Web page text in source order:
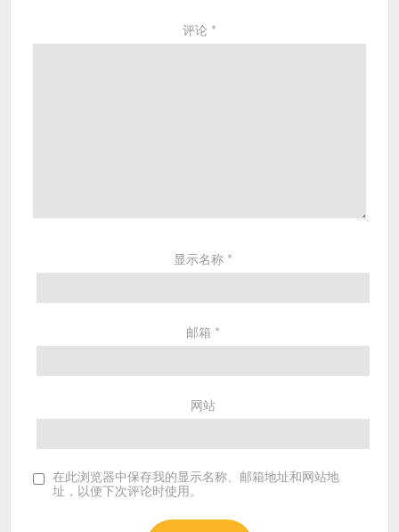
评论 *
显示名称 *
邮箱 *
网站
在此浏览器中保存我的显示名称、邮箱地址和网站地
址，以便下次评论时使用。